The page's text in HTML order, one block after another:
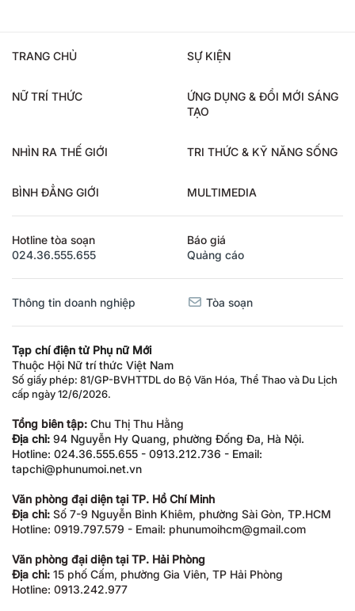
TRANG CHỦ SỰ KIỆN
NỮ TRÍ THỨC
ỨNG DỤNG & ĐỔI MỚI SÁNG
TẠO
NHÌN RA THẾ GIỚI TRI THỨC & KỸ NĂNG SỐNG
BÌNH ĐẲNG GIỚI MULTIMEDIA
Hotline tòa soạn
024.36.555.655
Báo giá
Quảng cáo
Thông tin doanh nghiệp Tòa soạn
Tạp chí điện tử Phụ nữ Mới
Thuộc Hội Nữ trí thức Việt Nam
Số giấy phép: 81/GP-BVHTTDL do Bộ Văn Hóa, Thể Thao và Du Lịch
cấp ngày 12/6/2026.
Tổng biên tập: Chu Thị Thu Hằng
Địa chỉ: 94 Nguyễn Hy Quang, phường Đống Đa, Hà Nội.
Hotline: 024.36.555.655 - 0913.212.736 - Email:
tapchi@phunumoi.net.vn
Văn phòng đại diện tại TP. Hồ Chí Minh
Địa chỉ: Số 7-9 Nguyễn Bỉnh Khiêm, phường Sài Gòn, TP.HCM
Hotline: 0919.797.579 - Email: phunumoihcm@gmail.com
Văn phòng đại diện tại TP. Hải Phòng
Địa chỉ: 15 phố Cấm, phường Gia Viên, TP Hải Phòng
Hotline: 0913.242.977